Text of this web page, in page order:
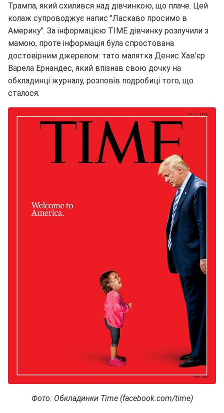
Трампа, який схилився над дівчинкою, що плаче. Цей
колаж супроводжує напис "Ласкаво просимо в
Америку". За інформацією TIME дівчинку розлучили з
мамою, проте інформація була спростована
достовірним джерелом: тато малятка Денис Хав'єр
Варела Ернандес, який впізнав свою дочку на
обкладинці журналу, розповів подробиці того, що
сталося.
Фото: Обкладинки Time (facebook.com/time)